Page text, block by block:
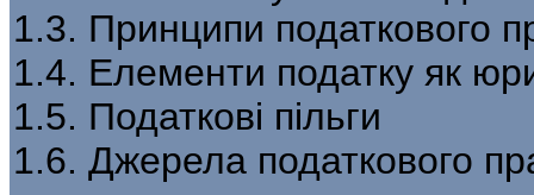
1.3. Принципи податкового
1.4. Елементи податку як
1.5. Податкові пільги
1.6. Джерела податкового